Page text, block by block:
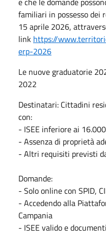
familiari in possesso dei
15 aprile 2026,
link https://
erp-2026
Le nuove graduatorie
2022
Destinatari: Cittadini
con:
- ISEE inferiore ai
- Assenza di proprietà
- Altri requisiti previsti
Domande:
- Solo online con SPID,
- Accedendo alla
Campania
- ISEE valido e